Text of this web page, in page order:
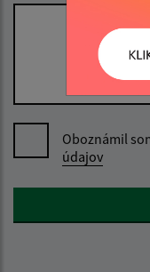
Oboznámil
údajov
Google reCaptcha